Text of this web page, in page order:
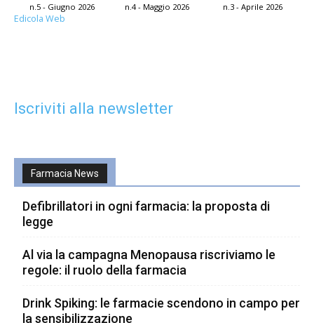
n.5 - Giugno 2026 n.4 - Maggio 2026 n.3 - Aprile 2026
Edicola Web
Iscriviti alla newsletter
Farmacia News
Defibrillatori in ogni farmacia: la proposta di
legge
Al via la campagna Menopausa riscriviamo le
regole: il ruolo della farmacia
Drink Spiking: le farmacie scendono in campo per
la sensibilizzazione